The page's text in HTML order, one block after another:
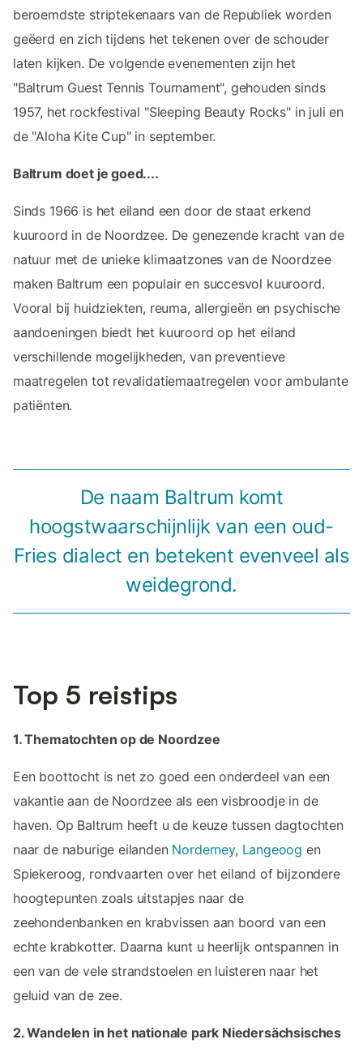
beroemdste striptekenaars van de Republiek worden
geëerd en zich tijdens het tekenen over de schouder
laten kijken. De volgende evenementen zijn het
"Baltrum Guest Tennis Tournament", gehouden sinds
1957, het rockfestival "Sleeping Beauty Rocks" in juli en
de "Aloha Kite Cup" in september.
Baltrum doet je goed....
Sinds 1966 is het eiland een door de staat erkend
kuuroord in de Noordzee. De genezende kracht van de
natuur met de unieke klimaatzones van de Noordzee
maken Baltrum een populair en succesvol kuuroord.
Vooral bij huidziekten, reuma, allergieën en psychische
aandoeningen biedt het kuuroord op het eiland
verschillende mogelijkheden, van preventieve
maatregelen tot revalidatiemaatregelen voor ambulante
patiënten.
De naam Baltrum komt
hoogstwaarschijnlijk van een oud-
Fries dialect en betekent evenveel als
weidegrond.
Top 5 reistips
1. Thematochten op de Noordzee
Een boottocht is net zo goed een onderdeel van een
vakantie aan de Noordzee als een visbroodje in de
haven. Op Baltrum heeft u de keuze tussen dagtochten
naar de naburige eilanden Norderney, Langeoog en
Spiekeroog, rondvaarten over het eiland of bijzondere
hoogtepunten zoals uitstapjes naar de
zeehondenbanken en krabvissen aan boord van een
echte krabkotter. Daarna kunt u heerlijk ontspannen in
een van de vele strandstoelen en luisteren naar het
geluid van de zee.
2. Wandelen in het nationale park Niedersächsisches